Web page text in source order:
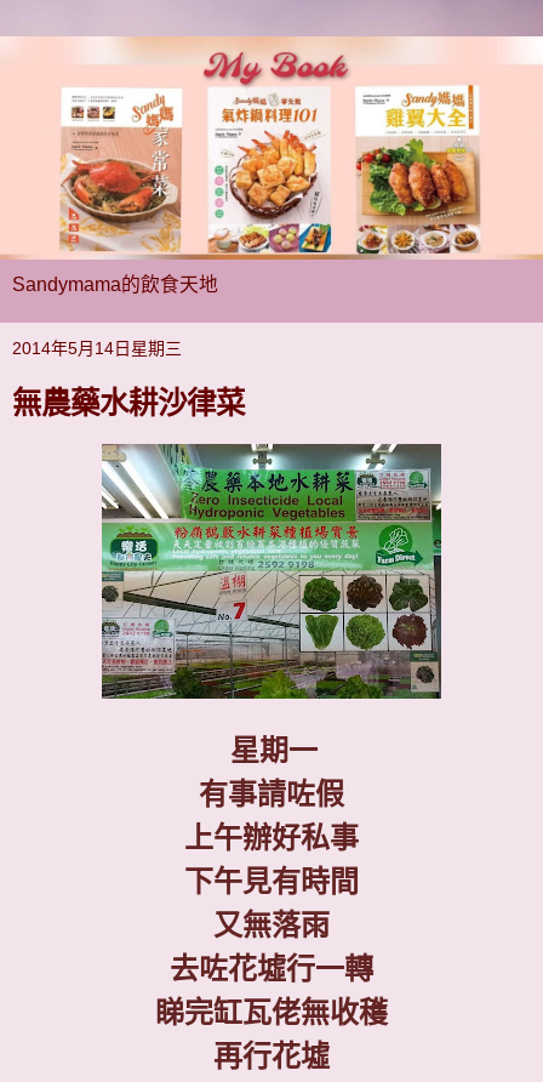
Sandymama的飲食天地
2014年5月14日星期三
無農藥水耕沙律菜
星期一
有事請咗假
上午辦好私事
下午見有時間
又無落雨
去咗花墟行一轉
睇完缸瓦佬無收穫
再行花墟